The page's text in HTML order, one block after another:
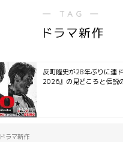
― TAG ―
ドラマ新作
反町隆史が28年ぶりに連
2026』の見どころと伝説
ドラマ新作